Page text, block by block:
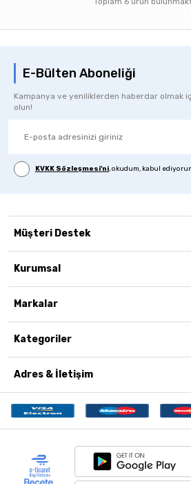
E-Bülten Aboneliği
Kampanya ve yeniliklerden haberdar olmak
olun!
KVKK Sözleşmesi'ni, okudum, kabul
Müşteri Destek
Kurumsal
Markalar
Kategoriler
Adres & İletişim